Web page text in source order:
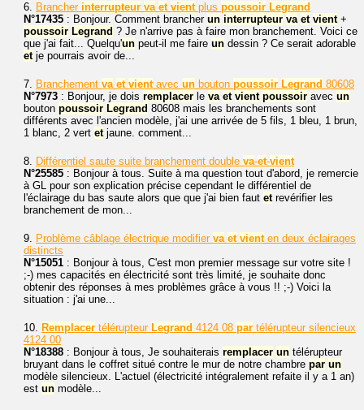
6. Brancher interrupteur va et vientplus poussoir Legrand
N°17435 : Bonjour. Comment brancher un interrupteur va et vient+
poussoir Legrand ? Je n'arrive pas à faire mon branchement. Voici ce
que j'ai fait... Quelqu'un peut-il me faire un dessin ? Ce serait adorable
etje pourrais avoir de...
7. Branchement va et vientavec un bouton poussoir Legrand 80608
N°7973 : Bonjour, je dois remplacer le va et vient poussoir avec un
bouton poussoir Legrand 80608 mais les branchements sont
différents avec l'ancien modèle, j'ai une arrivée de 5 fils, 1 bleu, 1 brun,
1 blanc, 2 vert etjaune. comment...
8. Différentiel saute suite branchement double va-et-vient
N°25585 : Bonjour à tous. Suite à ma question tout d'abord, je remercie
à GL pour son explication précise cependant le différentiel de
l'éclairage du bas saute alors que que j'ai bien faut etrevérifier les
branchement de mon...
9. Problème câblage électrique modifier va et vienten deux éclairages
distincts
N°15051 : Bonjour à tous, C'est mon premier message sur votre site !
;-) mes capacités en électricité sont très limité, je souhaite donc
obtenir des réponses à mes problèmes grâce à vous !! ;-) Voici la
situation : j'ai une...
10. Remplacer télérupteur Legrand 4124 08 par télérupteur silencieux
4124 00
N°18388 : Bonjour à tous, Je souhaiterais remplacer un télérupteur
bruyant dans le coffret situé contre le mur de notre chambre par un
modèle silencieux. L'actuel (électricité intégralement refaite il y a 1 an)
est un modèle...